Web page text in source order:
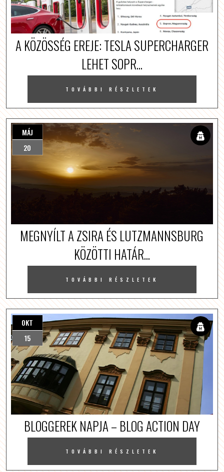
A KÖZÖSSÉG EREJE: TESLA SUPERCHARGER
LEHET SOPR...
TOVÁBBI RÉSZLETEK
MÁJ
20
MEGNYÍLT A ZSIRA ÉS LUTZMANNSBURG
KÖZÖTTI HATÁR...
TOVÁBBI RÉSZLETEK
OKT
15
BLOGGEREK NAPJA – BLOG ACTION DAY
TOVÁBBI RÉSZLETEK